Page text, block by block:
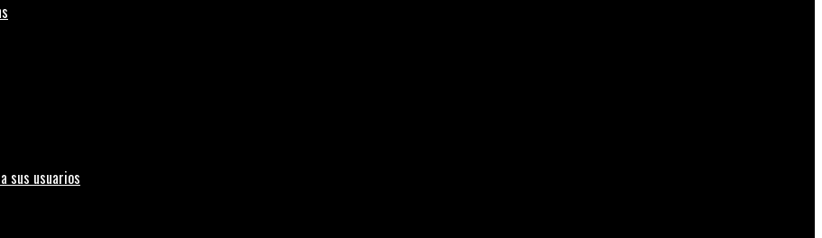
sus usuarios